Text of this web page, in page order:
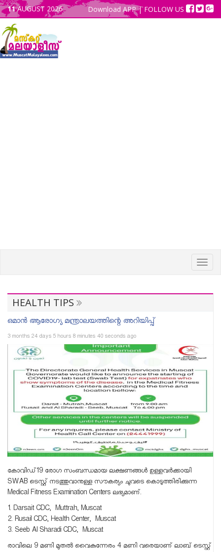
11AUGUST 2026 Download APP| FOLLOW US
HEALTH TIPS
ഒമാൻ ആരോഗ്യ മന്ത്രാലയത്തിന്റെ അറിയിപ്പ്
3 months 24 days 5 hours 8 minutes 40 seconds ago
കോവിഡ്19 രോഗ സംബന്ധമായ ലക്ഷണങ്ങൾ ഉള്ളവർക്കായി
SWAB ടെസ്റ്റ്‌ നടത്തുവാനുള്ള സൗകര്യം ചുവടെ കൊടുത്തിരിക്കുന്ന
Medical Fitness Examination Centers ലഭ്യമാണ്.
1. Darsait CDC, Muttrah, Muscat
2. Rusail CDC, Health Center, Muscat
3. Seeb Al Sharadi CDC, Muscat
രാവിലെ 9 മണി മുതൽ വൈകുന്നേരം 4 മണി വരെയാണ് ലാബ് ടെസ്റ്റ്‌